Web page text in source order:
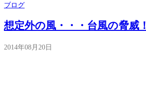
ブログ
想定外の風・・・台風の脅威！
2014年08月20日